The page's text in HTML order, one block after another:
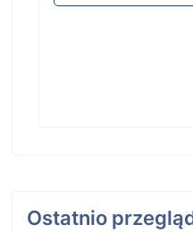
Ostatnio